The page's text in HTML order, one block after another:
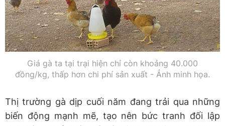
Giá gà ta tại trại hiện chỉ còn khoảng 40.000
đồng/kg, thấp hơn chi phí sản xuất - Ảnh minh họa.
Thị trường gà dịp cuối năm đang trải qua những
biến động mạnh mẽ, tạo nên bức tranh đối lập